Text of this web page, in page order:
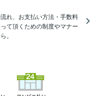
れ、お支払い方法・手数料
て頂くための制度やマナー
。